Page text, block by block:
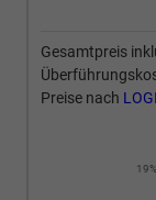
Gesamtpreis
Preise nach